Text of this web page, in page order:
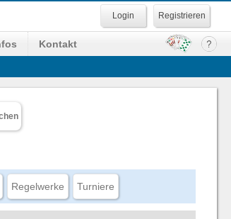
Registrieren
Kontakt
Regelwerke Turniere